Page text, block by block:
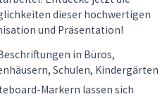
dieser hochwertigen
und Präsentation!
in Büros,
Schulen, Kindergärten
Markern lassen sich